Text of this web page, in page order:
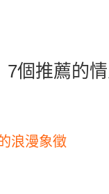
7個推薦的
浪漫象徵